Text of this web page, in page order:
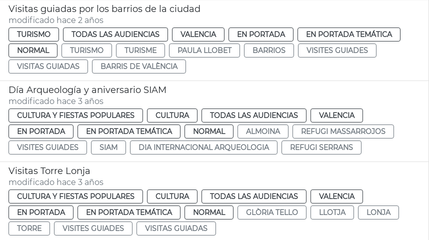
Visitas guiadas por los barrios de la ciudad
modificado hace 2 años
TURISMO TODAS LAS AUDIENCIAS VALENCIA EN PORTADA
EN PORTADA TEMÁTICA
NORMAL
TURISMO TURISME PAULA LLOBET BARRIOS
VISITES GUIADES
VISITAS GUIADAS
BARRIS DE VALÈNCIA
Día Arqueología y aniversario SIAM
modificado hace 3 años
CULTURA Y FIESTAS POPULARES CULTURA TODAS LAS AUDIENCIAS
VALENCIA
EN PORTADA
EN PORTADA TEMÁTICA NORMAL ALMOINA
REFUGI MASSARROJOS
VISITES GUIADES
SIAM DIA INTERNACIONAL ARQUEOLOGIA REFUGI SERRANS
Visitas Torre Lonja
modificado hace 3 años
CULTURA Y FIESTAS POPULARES CULTURA TODAS LAS AUDIENCIAS
VALENCIA
EN PORTADA
EN PORTADA TEMÁTICA NORMAL GLÒRIA TELLO LLOTJA
LONJA
TORRE
VISITES GUIADES VISITAS GUIADAS